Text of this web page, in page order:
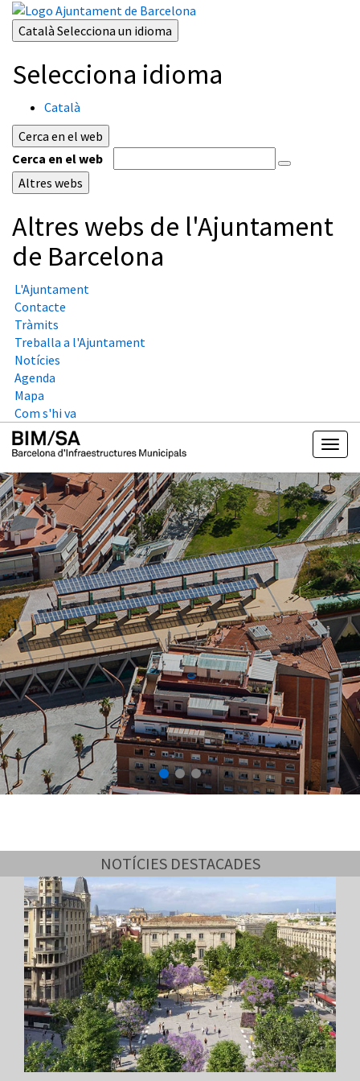
Català Selecciona un idioma
Selecciona idioma
Català
Cerca en el web
Cerca en el web
Altres webs
Altres webs de l'Ajuntament
de Barcelona
L'Ajuntament
Contacte
Tràmits
Treballa a l'Ajuntament
Notícies
Agenda
Mapa
Com s'hi va
NOTÍCIES DESTACADES